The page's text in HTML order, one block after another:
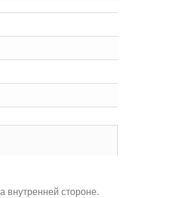
внутренней стороне.